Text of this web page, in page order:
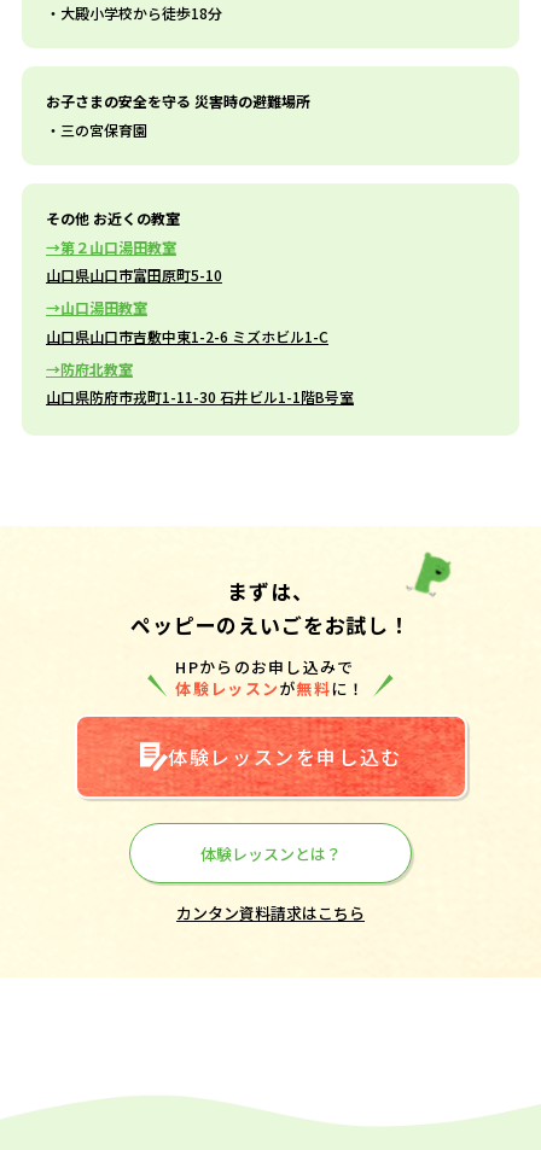
大殿小学校から徒歩18分
お子さまの安全を守る 災害時の避難場所
三の宮保育園
その他 お近くの教室
第２山口湯田教室
山口県山口市富田原町5-10
山口湯田教室
山口県山口市吉敷中東1-2-6 ミズホビル1-C
防府北教室
山口県防府市戎町1-11-30 石井ビル1-1階B号室
まずは、
ペッピーのえいごをお試し！
HPからのお申し込みで
体験レッスンが無料に！
体験レッスンを申し込む
体験レッスンとは？
カンタン資料請求はこちら